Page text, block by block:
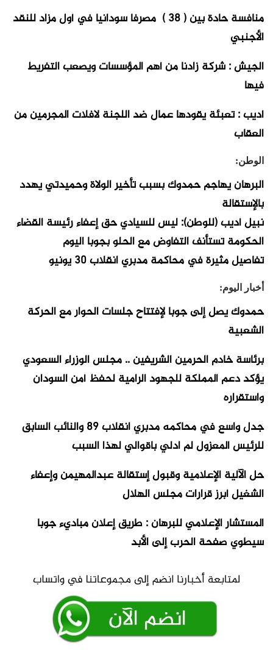
منافسة حادة بين ( 38 ) مصرفا سودانيا في أول مزاد للنقد
الأجنبي
الجيش : شركة زادنا من أهم المؤسسات ويصعب التفريط
فيها
أديب : تعبئة يقودها عمال ضد اللجنة لافلات المجرمين من
العقاب
الوطن:
البرهان يهاجم حمدوك بسبب تأخير الولاة وحميدتي يهدد
بالإستقالة
نبيل أديب (للوطن): ليس للسيادي حق إعفاء رئيسة القضاء
الحكومة تستأنف التفاوض مع الحلو بجوبا اليوم
تفاصيل مثيرة في محاكمة مدبري انقلاب 30 يونيو
أخبار اليوم:
حمدوك يصل إلى جوبا لإفتتاح جلسات الحوار مع الحركة
الشعبية
برئاسة خادم الحرمين الشريفين .. مجلس الوزراء السعودي
يؤكد دعم المملكة للجهود الرامية لحفظ أمن السودان
واستقراره
جدل واسع في محاكمه مدبري انقلاب 89 والنائب السابق
للرئيس المعزول لم ادلي باقوالي لهذا السبب
حل الآلية الإعلامية وقبول إستقالة عبدالمهيمن وإعفاء
الشغيل أبرز قرارات مجلس الهلال
المستشار الإعلامي للبرهان : طريق إعلان مباديء جوبا
سيطوي صفحة الحرب إلى الأبد